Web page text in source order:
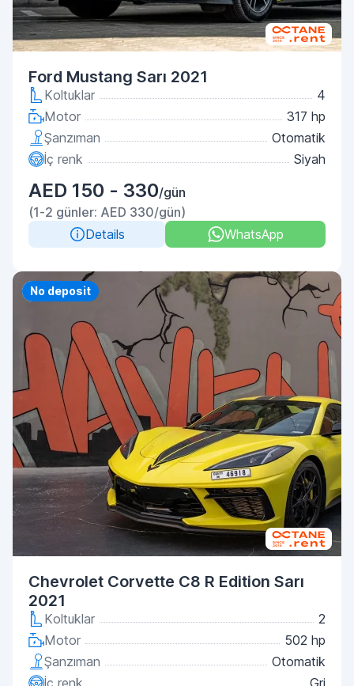
Ford Mustang Sarı 2021
Koltuklar
4
Motor
317 hp
Şanzıman
Otomatik
İç renk
Siyah
AED 150 - 330/gün
(1-2 günler: AED 330/gün)
Details
WhatsApp
Priority
No deposit
Chevrolet Corvette C8 R Edition Sarı
2021
Koltuklar
2
Motor
502 hp
Şanzıman
Otomatik
İç renk
Gri